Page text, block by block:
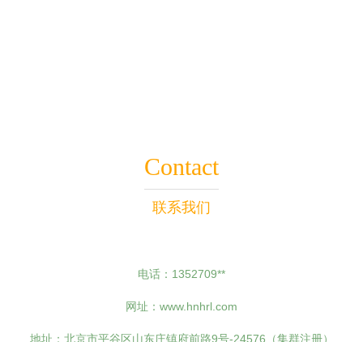
Contact
联系我们
电话：1352709**
网址： www.hnhrl.com
地址：北京市平谷区山东庄镇府前路9号-24576（集群注册）